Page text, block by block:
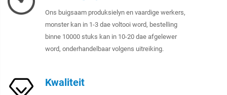
Ons buigsaam produksielyn en vaardige werkers,
monster kan in 1-3 dae voltooi word, bestelling
binne 10000 stuks kan in 10-20 dae afgelewer
word, onderhandelbaar volgens uitreiking.
Kwaliteit